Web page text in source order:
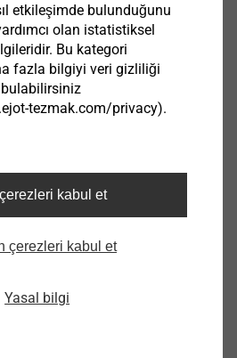
etkileşimde bulunduğunu
olan istatistiksel
Bu kategori
fazla bilgiyi veri gizliliği
bulabilirsiniz
tezmak.com/privacy).
kabul et
çerezleri kabul et
Yasal bilgi